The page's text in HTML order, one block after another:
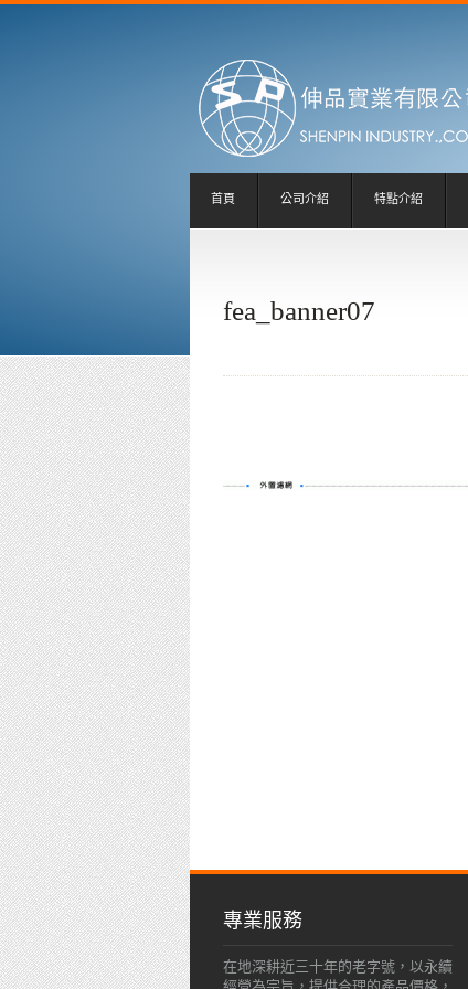
首頁 公司介紹 特點介紹
fea_banner07
專業服務
在地深耕近三十年的老字號，以永續